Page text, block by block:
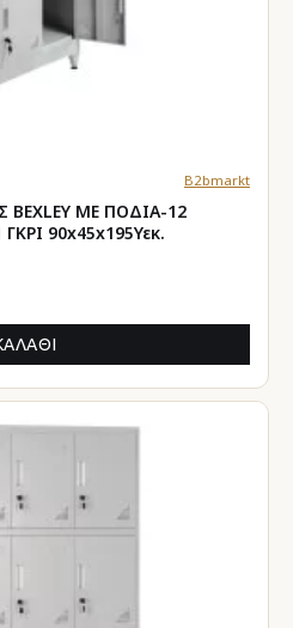
B2bmarkt
ΜΕ ΠΟΔΙΑ-12
90x45x195Υεκ.